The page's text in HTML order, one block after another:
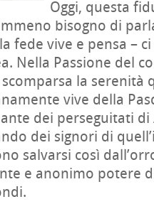
Oggi, questa
bisogno di
fede vive e pensa –
Nella Passione del
la serenità
vive della
dei perseguitati di
dei signori di
salvarsi così
e anonimo potere